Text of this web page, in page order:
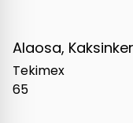
Alaosa,
Tekimex
65